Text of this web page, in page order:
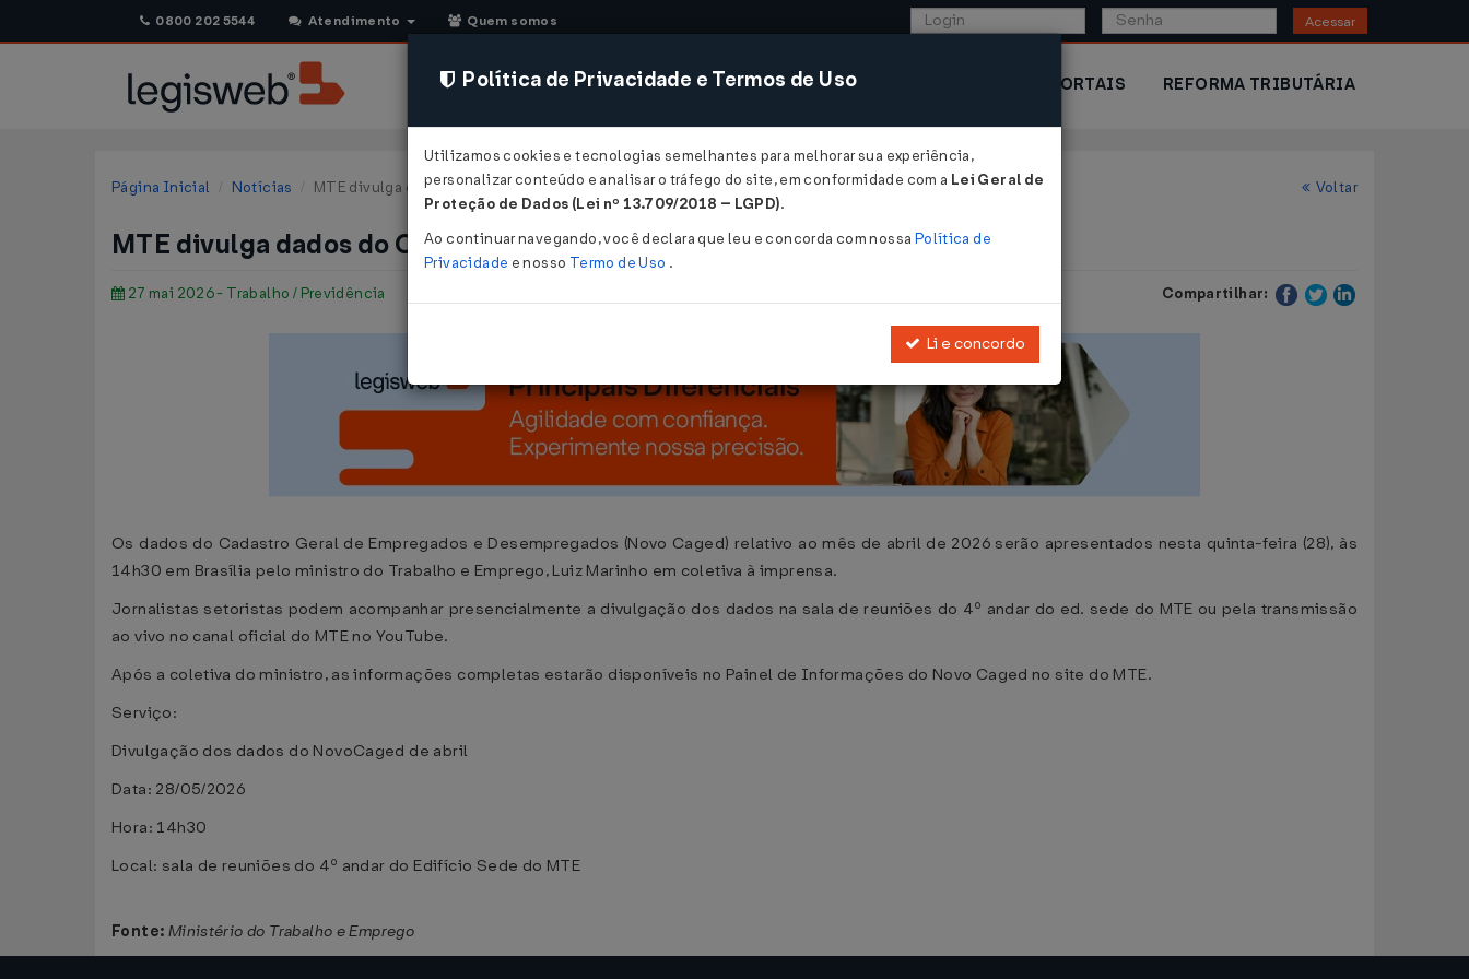
0800 202 5544 Atendimento Quem somos Acessar
CONSULTORIA SISTEMAS COMÉRCIO EXTERIOR PORTAIS REFORMA TRIBUTÁRIA
Página Inicial Notícias MTE divulga dados do Caged de abril nesta quinta-feira (28)... Voltar
MTE divulga dados do Caged de abril nesta quinta-feira (28)
27 mai 2026 - Trabalho / Previdência Compartilhar:
Os dados do Cadastro Geral de Empregados e Desempregados (Novo Caged) relativo ao mês de abril de 2026 serão apresentados nesta quinta-feira (28), às
14h30 em Brasília pelo ministro do Trabalho e Emprego, Luiz Marinho em coletiva à imprensa.
Jornalistas setoristas podem acompanhar presencialmente a divulgação dos dados na sala de reuniões do 4º andar do ed. sede do MTE ou pela transmissão
ao vivo no canal oficial do MTE no YouTube.
Após a coletiva do ministro, as informações completas estarão disponíveis no Painel de Informações do Novo Caged no site do MTE.
Serviço:
Divulgação dos dados do NovoCaged de abril
Data: 28/05/2026
Hora: 14h30
Local: sala de reuniões do 4º andar do Edifício Sede do MTE
Fonte: Ministério do Trabalho e Emprego
Política de Privacidade e Termos de Uso
Utilizamos cookies e tecnologias semelhantes para melhorar sua experiência,
personalizar conteúdo e analisar o tráfego do site, em conformidade com a Lei Geral de
Proteção de Dados (Lei nº 13.709/2018 – LGPD).
Ao continuar navegando, você declara que leu e concorda com nossa Política de
Privacidade e nosso Termo de Uso .
Li e concordo